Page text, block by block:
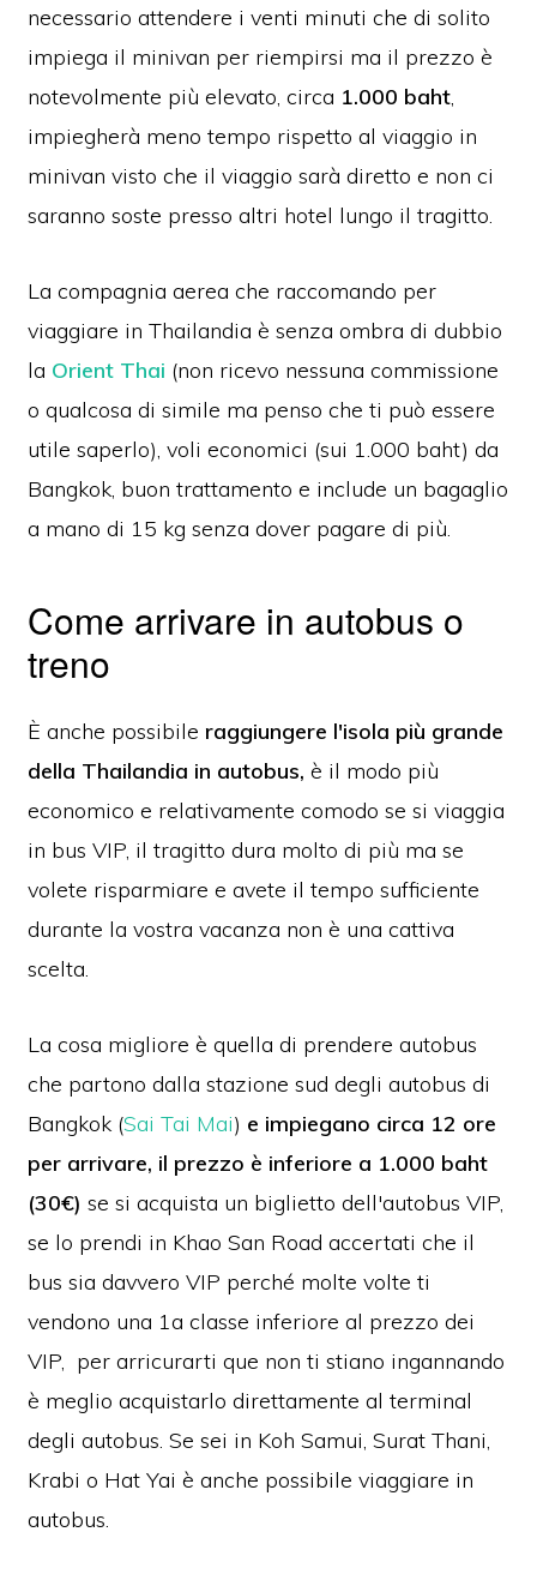
necessario attendere i venti minuti che di solito
impiega il minivan per riempirsi ma il prezzo è
notevolmente più elevato, circa 1.000 baht,
impiegherà meno tempo rispetto al viaggio in
minivan visto che il viaggio sarà diretto e non ci
saranno soste presso altri hotel lungo il tragitto.
La compagnia aerea che raccomando per
viaggiare in Thailandia è senza ombra di dubbio
la Orient Thai (non ricevo nessuna commissione
o qualcosa di simile ma penso che ti può essere
utile saperlo), voli economici (sui 1.000 baht) da
Bangkok, buon trattamento e include un bagaglio
a mano di 15 kg senza dover pagare di più.
Come arrivare in autobus o
treno
È anche possibile raggiungere l'isola più grande
della Thailandia in autobus,è il modo più
economico e relativamente comodo se si viaggia
in bus VIP, il tragitto dura molto di più ma se
volete risparmiare e avete il tempo sufficiente
durante la vostra vacanza non è una cattiva
scelta.
La cosa migliore è quella di prendere autobus
che partono dalla stazione sud degli autobus di
Bangkok (Sai Tai Mai) e impiegano circa 12 ore
per arrivare, il prezzo è inferiore a 1.000 baht
(30€) se si acquista un biglietto dell'autobus VIP,
se lo prendi in Khao San Road accertati che il
bus sia davvero VIP perché molte volte ti
vendono una 1a classe inferiore al prezzo dei
VIP, per arricurarti que non ti stiano ingannando
è meglio acquistarlo direttamente al terminal
degli autobus. Se sei in Koh Samui, Surat Thani,
Krabi o Hat Yai è anche possibile viaggiare in
autobus.